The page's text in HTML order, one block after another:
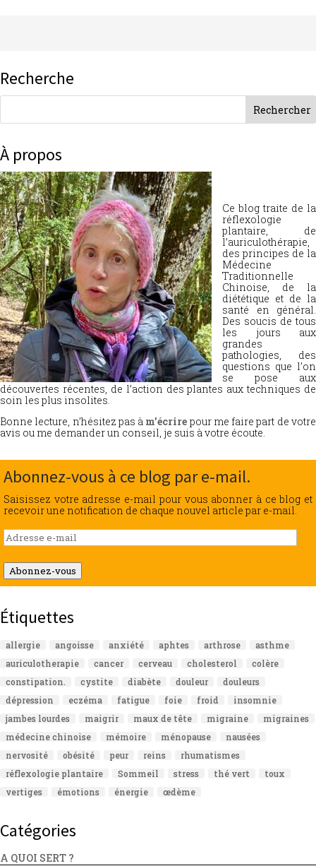
Recherche
À propos
Ce blog traite de la
réflexologie
plantaire, de
l’auriculothérapie,
des principes de la
Médecine
Traditionnelle
Chinoise, de la
diététique et de la
santé en général.
Des soucis de tous
les jours aux
grandes
pathologies, des
questions que l’on
se pose aux
découvertes récentes, de l’action des plantes aux techniques de
soin les plus insolites.
Bonne lecture, n’hésitez pas à m’écrire pour me faire part de votre
avis ou me demander un conseil, je suis à votre écoute.
Abonnez-vous à ce blog par e-mail.
Saisissez votre adresse e-mail pour vous abonner à ce blog et
recevoir une notification de chaque nouvel article par e-mail.
Adresse
e-
mail
Abonnez-vous
Étiquettes
allergie angoisse anxiété aphtes arthrose
asthme
auriculotherapie
cancer cerveau cholesterol
colère
constipation.
cystite diabète douleur
douleurs
dépression
eczéma fatigue foie froid
insomnie
jambes lourdes
maigrir maux de tête migraine
migraines
médecine chinoise
mémoire ménopause
nausées
nervosité
obésité peur reins
rhumatismes
réflexologie plantaire
Sommeil stress thé vert
toux
vertiges
émotions énergie œdème
Catégories
A QUOI SERT ?